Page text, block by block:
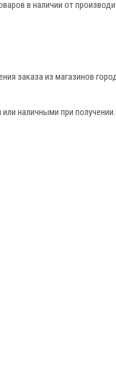
в наличии от
заказа из магазинов
наличными при получении.